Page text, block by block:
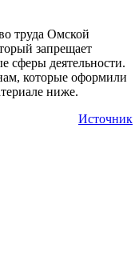
труда Омской
запрещает
сферы деятельности.
которые оформили
ниже.
Источник